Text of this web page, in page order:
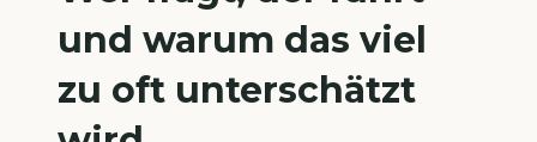
und warum das viel
zu oft unterschätzt